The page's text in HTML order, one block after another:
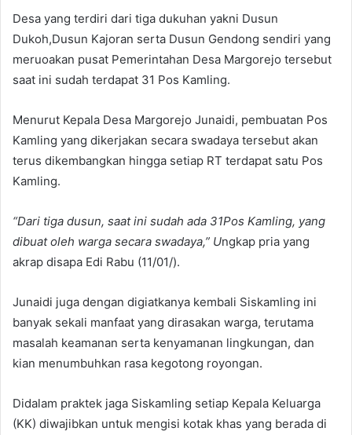
Desa yang terdiri dari tiga dukuhan yakni Dusun
Dukoh,Dusun Kajoran serta Dusun Gendong sendiri yang
meruoakan pusat Pemerintahan Desa Margorejo tersebut
saat ini sudah terdapat 31 Pos Kamling.
Menurut Kepala Desa Margorejo Junaidi, pembuatan Pos
Kamling yang dikerjakan secara swadaya tersebut akan
terus dikembangkan hingga setiap RT terdapat satu Pos
Kamling.
“Dari tiga dusun, saat ini sudah ada 31Pos Kamling, yang
dibuat oleh warga secara swadaya,” Ungkap pria yang
akrap disapa Edi Rabu (11/01/).
Junaidi juga dengan digiatkanya kembali Siskamling ini
banyak sekali manfaat yang dirasakan warga, terutama
masalah keamanan serta kenyamanan lingkungan, dan
kian menumbuhkan rasa kegotong royongan.
Didalam praktek jaga Siskamling setiap Kepala Keluarga
(KK) diwajibkan untuk mengisi kotak khas yang berada di